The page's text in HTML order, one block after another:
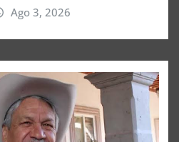
Ago 3, 2026